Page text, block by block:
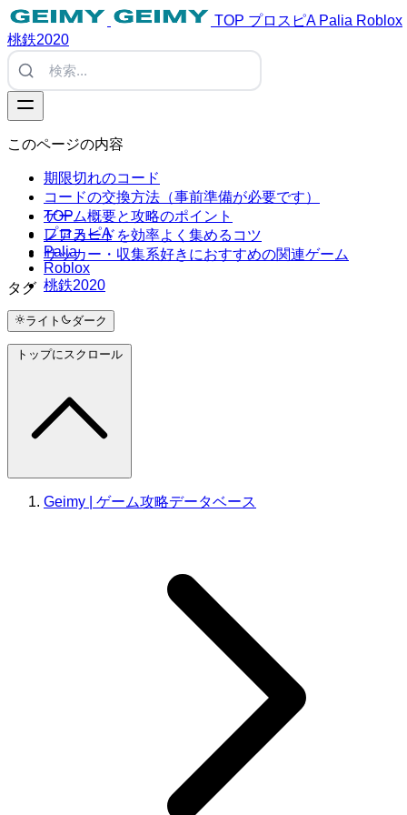
TOP プロスピA Palia Roblox
桃鉄2020
TOP
プロスピA
Palia
Roblox
桃鉄2020
ライト ダーク
このページの内容
期限切れのコード
コードの交換方法（事前準備が必要です）
ゲーム概要と攻略のポイント
レアカードを効率よく集めるコツ
サッカー・収集系好きにおすすめの関連ゲーム
タグ
#Tags
トップにスクロール
Geimy | ゲーム攻略データベース